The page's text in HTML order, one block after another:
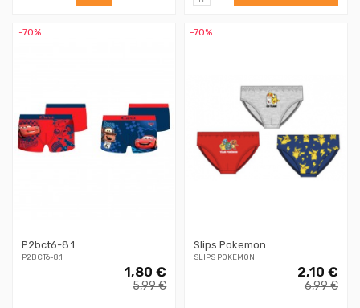
-70%
P2bct6-8.1
P2BCT6-8.1
1,80 €
5,99 €
-70%
Slips Pokemon
SLIPS POKEMON
2,10 €
6,99 €